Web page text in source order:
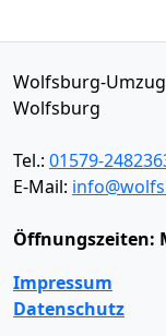
Wolfsburg-
Wolfsburg
Tel.: 01579-
E-Mail:
Öffnungszeiten:
Impressum
Datenschutz